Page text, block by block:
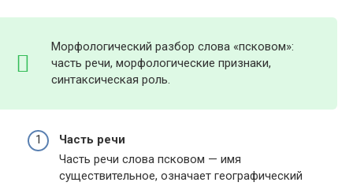
Морфологический разбор слова «псковом»:
часть речи, морфологические признаки,
синтаксическая роль.
Часть речи
Часть речи слова псковом — имя
существительное, означает географический